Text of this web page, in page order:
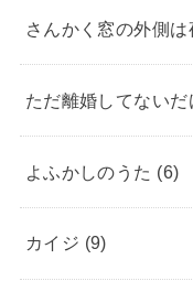
さんかく窓の外側は
ただ離婚してないだ
よふかしのうた (6)
カイジ (9)